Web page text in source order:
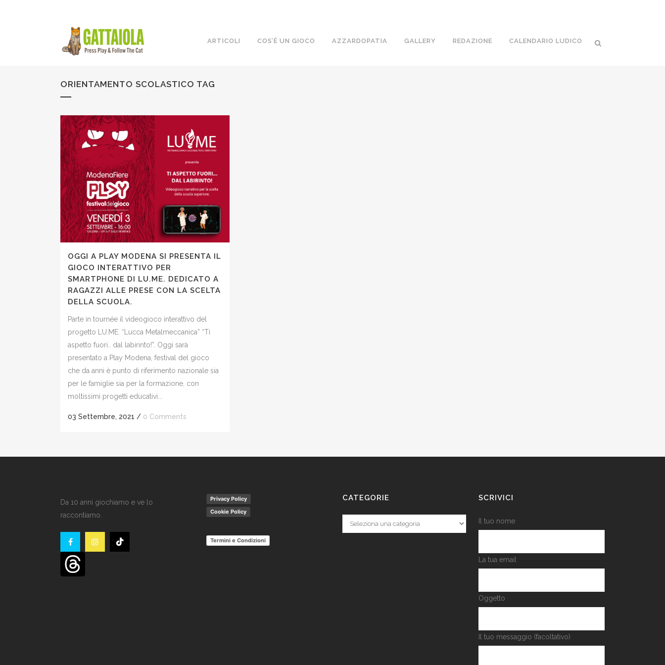
ARTICOLI COS’È UN GIOCO AZZARDOPATIA GALLERY REDAZIONE CALENDARIO LUDICO
ORIENTAMENTO SCOLASTICO TAG
OGGI A PLAY MODENA SI PRESENTA IL
GIOCO INTERATTIVO PER
SMARTPHONE DI LU.ME. DEDICATO A
RAGAZZI ALLE PRESE CON LA SCELTA
DELLA SCUOLA.
Parte in tournée il videogioco interattivo del
progetto LU.ME. “Lucca Metalmeccanica” “Ti
aspetto fuori.. dal labirinto!”. Oggi sarà
presentato a Play Modena, festival del gioco
che da anni è punto di riferimento nazionale sia
per le famiglie sia per la formazione, con
moltissimi progetti educativi...
03 Settembre, 2021 / 0 Comments
Da 10 anni giochiamo e ve lo
raccontiamo.
Privacy Policy
Cookie Policy
Termini e Condizioni
CATEGORIE
Categorie
SCRIVICI
Il tuo nome
La tua email
Oggetto
Il tuo messaggio (facoltativo)